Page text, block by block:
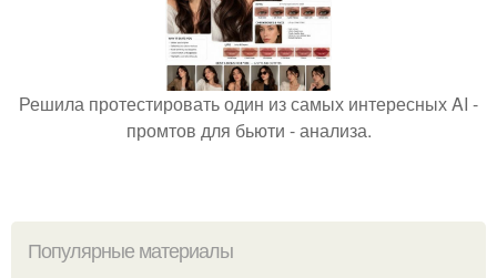
Решила протестировать один из самых интересных AI -
промтов для бьюти - анализа.
Популярные материалы